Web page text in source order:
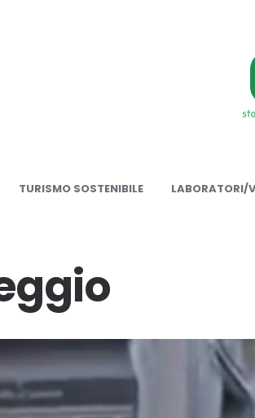
TURISMO SOSTENIBILE LABORATORI/